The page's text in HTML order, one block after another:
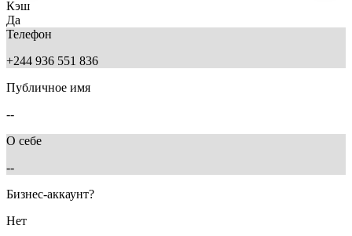
Кэш
Да
Телефон
+244 936 551 836
Публичное имя
--
О себе
--
Бизнес-аккаунт?
Нет